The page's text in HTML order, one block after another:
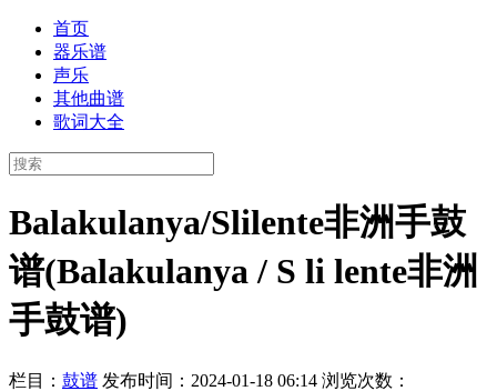
首页
器乐谱
声乐
其他曲谱
歌词大全
Balakulanya/Slilente非洲手鼓
谱(Balakulanya / S li lente非洲
手鼓谱)
栏目： 鼓谱 发布时间：2024-01-18 06:14 浏览次数：